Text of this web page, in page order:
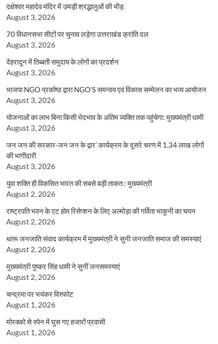
दक्षेश्वर महादेव मंदिर में उमड़ी श्रद्धालुओं की भीड़
August 3, 2026
70 विधानसभा सीटों पर चुनाव लड़ेगा उत्तराखंड क्रांति दल
August 3, 2026
देहरादून में तिब्बती समुदाय के लोगों का प्रदर्शन
August 3, 2026
भाजपा NGO प्रकोष्ठ द्वारा NGO’S समन्वय एवं विकास सम्मेलन का भव्य आयोजन
August 3, 2026
योजनाओं का लाभ बिना किसी भेदभाव के अंतिम व्यक्ति तक पहुंचेगा: मुख्यमंत्री धामी
August 3, 2026
जन जन की सरकार-जन जन के द्वार’ कार्यक्रम के दूसरे चरण में 1.34 लाख लोगों
की भागीदारी
August 3, 2026
युवा शक्ति ही विकसित भारत की सबसे बड़ी ताकत : मुख्यमंत्री
August 2, 2026
राष्ट्रपति भवन के एट होम रिसेप्शन के लिए अल्मोड़ा की गर्विता भाकुनी का चयन
August 2, 2026
थारू जनजाति संवाद कार्यक्रम में मुख्यमंत्री ने सुनी जनजाति समाज की समस्याएं
August 2, 2026
मुख्यमंत्री पुष्कर सिंह धामी ने सुनीं जनसमस्याएं
August 2, 2026
चन्द्रमा पर भयंकर विस्फोट
August 1, 2026
मोरक्को से स्पेन में घुस गए हजारों प्रवासी
August 1, 2026